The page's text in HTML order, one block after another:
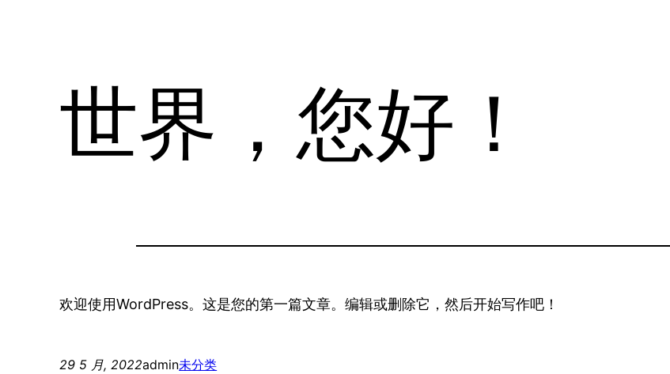
世界，您好！
欢迎使用WordPress。这是您的第一篇文章。编辑或删除它，然后开始写作吧！
29 5 月, 2022admin未分类